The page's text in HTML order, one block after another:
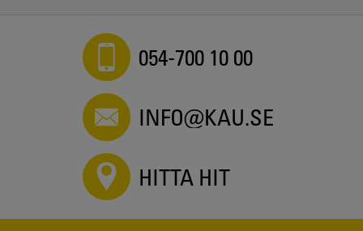
054-700 10 00
INFO@KAU.SE
HITTA HIT